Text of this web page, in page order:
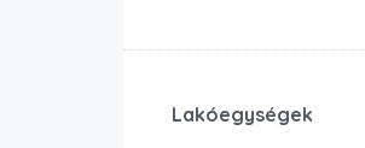
Lakóegységek